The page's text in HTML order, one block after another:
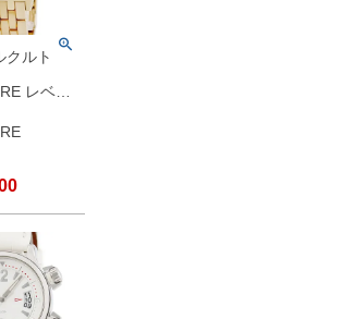
クルト
レベル
ポール
無垢
イト 青針
計自動巻
【中古】